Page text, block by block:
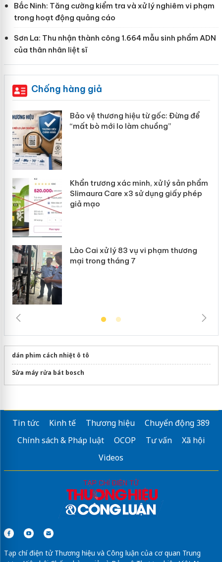
Bắc Ninh: Tăng cường kiểm tra và xử lý nghiêm vi phạm
trong hoạt động quảng cáo
Sơn La: Thu nhận thành công 1.664 mẫu sinh phẩm ADN
của thân nhân liệt sĩ
Chống hàng giả
Bảo vệ thương hiệu từ gốc: Đừng để
“mất bò mới lo làm chuồng”
Khẩn trương xác minh, xử lý sản phẩm
Slimaura Care x3 sử dụng giấy phép
giả mạo
Lào Cai xử lý 83 vụ vi phạm thương
mại trong tháng 7
dán phim cách nhiệt ô tô
Sửa máy rửa bát bosch
Tin tức Kinh tế Thương hiệu
Chuyển động 389
Chính sách & Pháp luật
OCOP Tư vấn
Xã hội
Videos
Tạp chí điện tử Thương hiệu và Công luận của cơ quan Trung